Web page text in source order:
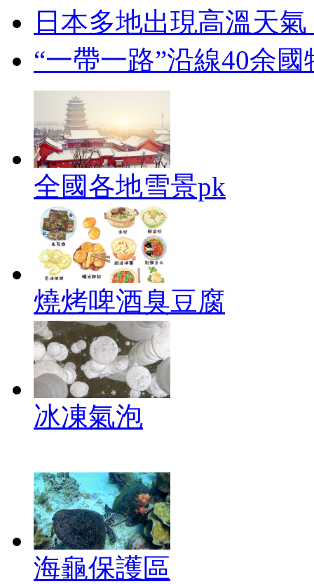
日本多地出現高溫天
“一帶一路”沿線40余
全國各地雪景pk
燒烤啤酒臭豆腐
冰凍氣泡
海龜保護區